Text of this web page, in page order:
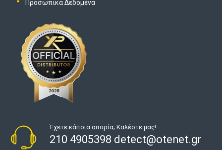
Προσωπικά Δεδομένα
Έχετε κάποια απορία; Καλέστε μας!
210 4905398 detect@otenet.gr